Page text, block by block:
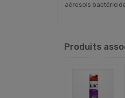
aérosols
Produits